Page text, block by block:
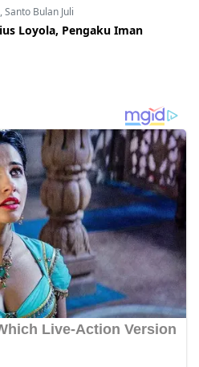
,Santo Bulan Juli
Loyola, Pengaku Iman